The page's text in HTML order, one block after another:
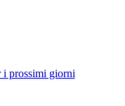
i prossimi giorni